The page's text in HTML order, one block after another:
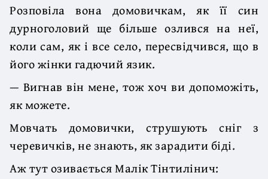
Розповіла вона домовичкам, як її син
дурноголовий ще більше озлився на неї,
коли сам, як і все село, пересвідчився, що в
його жінки гадючий язик.
— Вигнав він мене, тож хоч ви допоможіть,
як можете.
Мовчать домовички, струшують сніг з
черевичків, не знають, як зарадити біді.
Аж тут озивається Малік Тінтилінич: